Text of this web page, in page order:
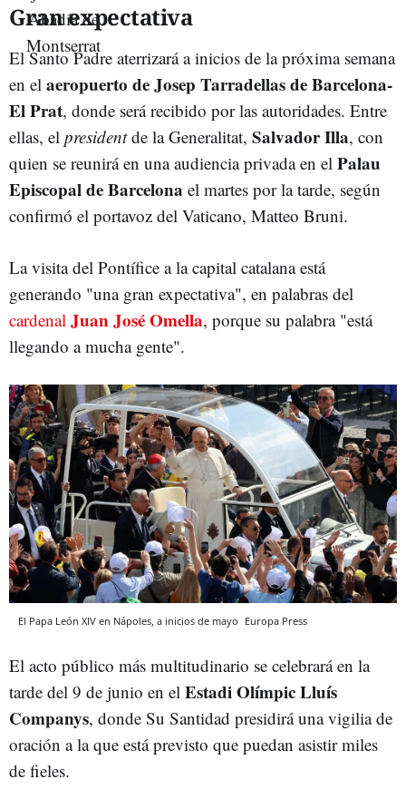
Gran expectativa
El Santo Padre aterrizará a inicios de la próxima semana
en el aeropuerto de Josep Tarradellas de Barcelona-
El Prat, donde será recibido por las autoridades. Entre
ellas, el presidentde la Generalitat, Salvador Illa, con
quien se reunirá en una audiencia privada en el Palau
Episcopal de Barcelona el martes por la tarde, según
confirmó el portavoz del Vaticano, Matteo Bruni.
La visita del Pontífice a la capital catalana está
generando "una gran expectativa", en palabras del
cardenal Juan José Omella, porque su palabra "está
llegando a mucha gente".
El Papa León XIV en Nápoles, a inicios de mayo Europa Press
El acto público más multitudinario se celebrará en la
tarde del 9 de junio en el Estadi Olímpic Lluís
Companys, donde Su Santidad presidirá una vigilia de
oración a la que está previsto que puedan asistir miles
de fieles.